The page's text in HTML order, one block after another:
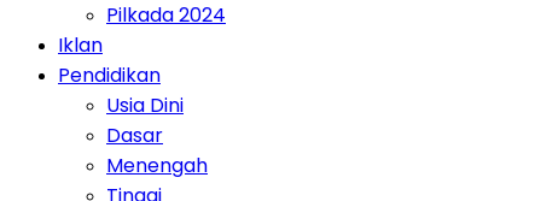
Pilkada 2024
Iklan
Pendidikan
Usia Dini
Dasar
Menengah